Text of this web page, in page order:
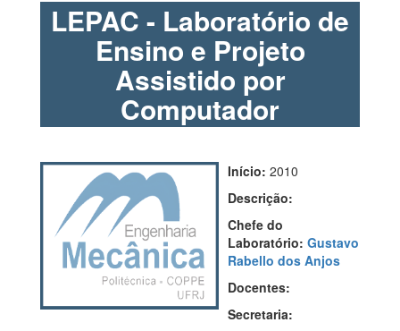
LEPAC - Laboratório de
Ensino e Projeto
Assistido por
Computador
Início: 2010
Descrição:
Chefe do
Laboratório: Gustavo
Rabello dos Anjos
Docentes:
Secretaria: